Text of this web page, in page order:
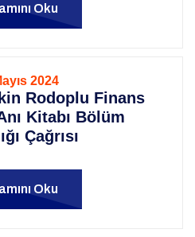
Oku
2024
Rodoplu Finans
Kitabı Bölüm
Çağrısı
Oku